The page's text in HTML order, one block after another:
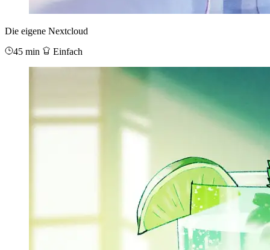
Die eigene Nextcloud
45 min
Einfach